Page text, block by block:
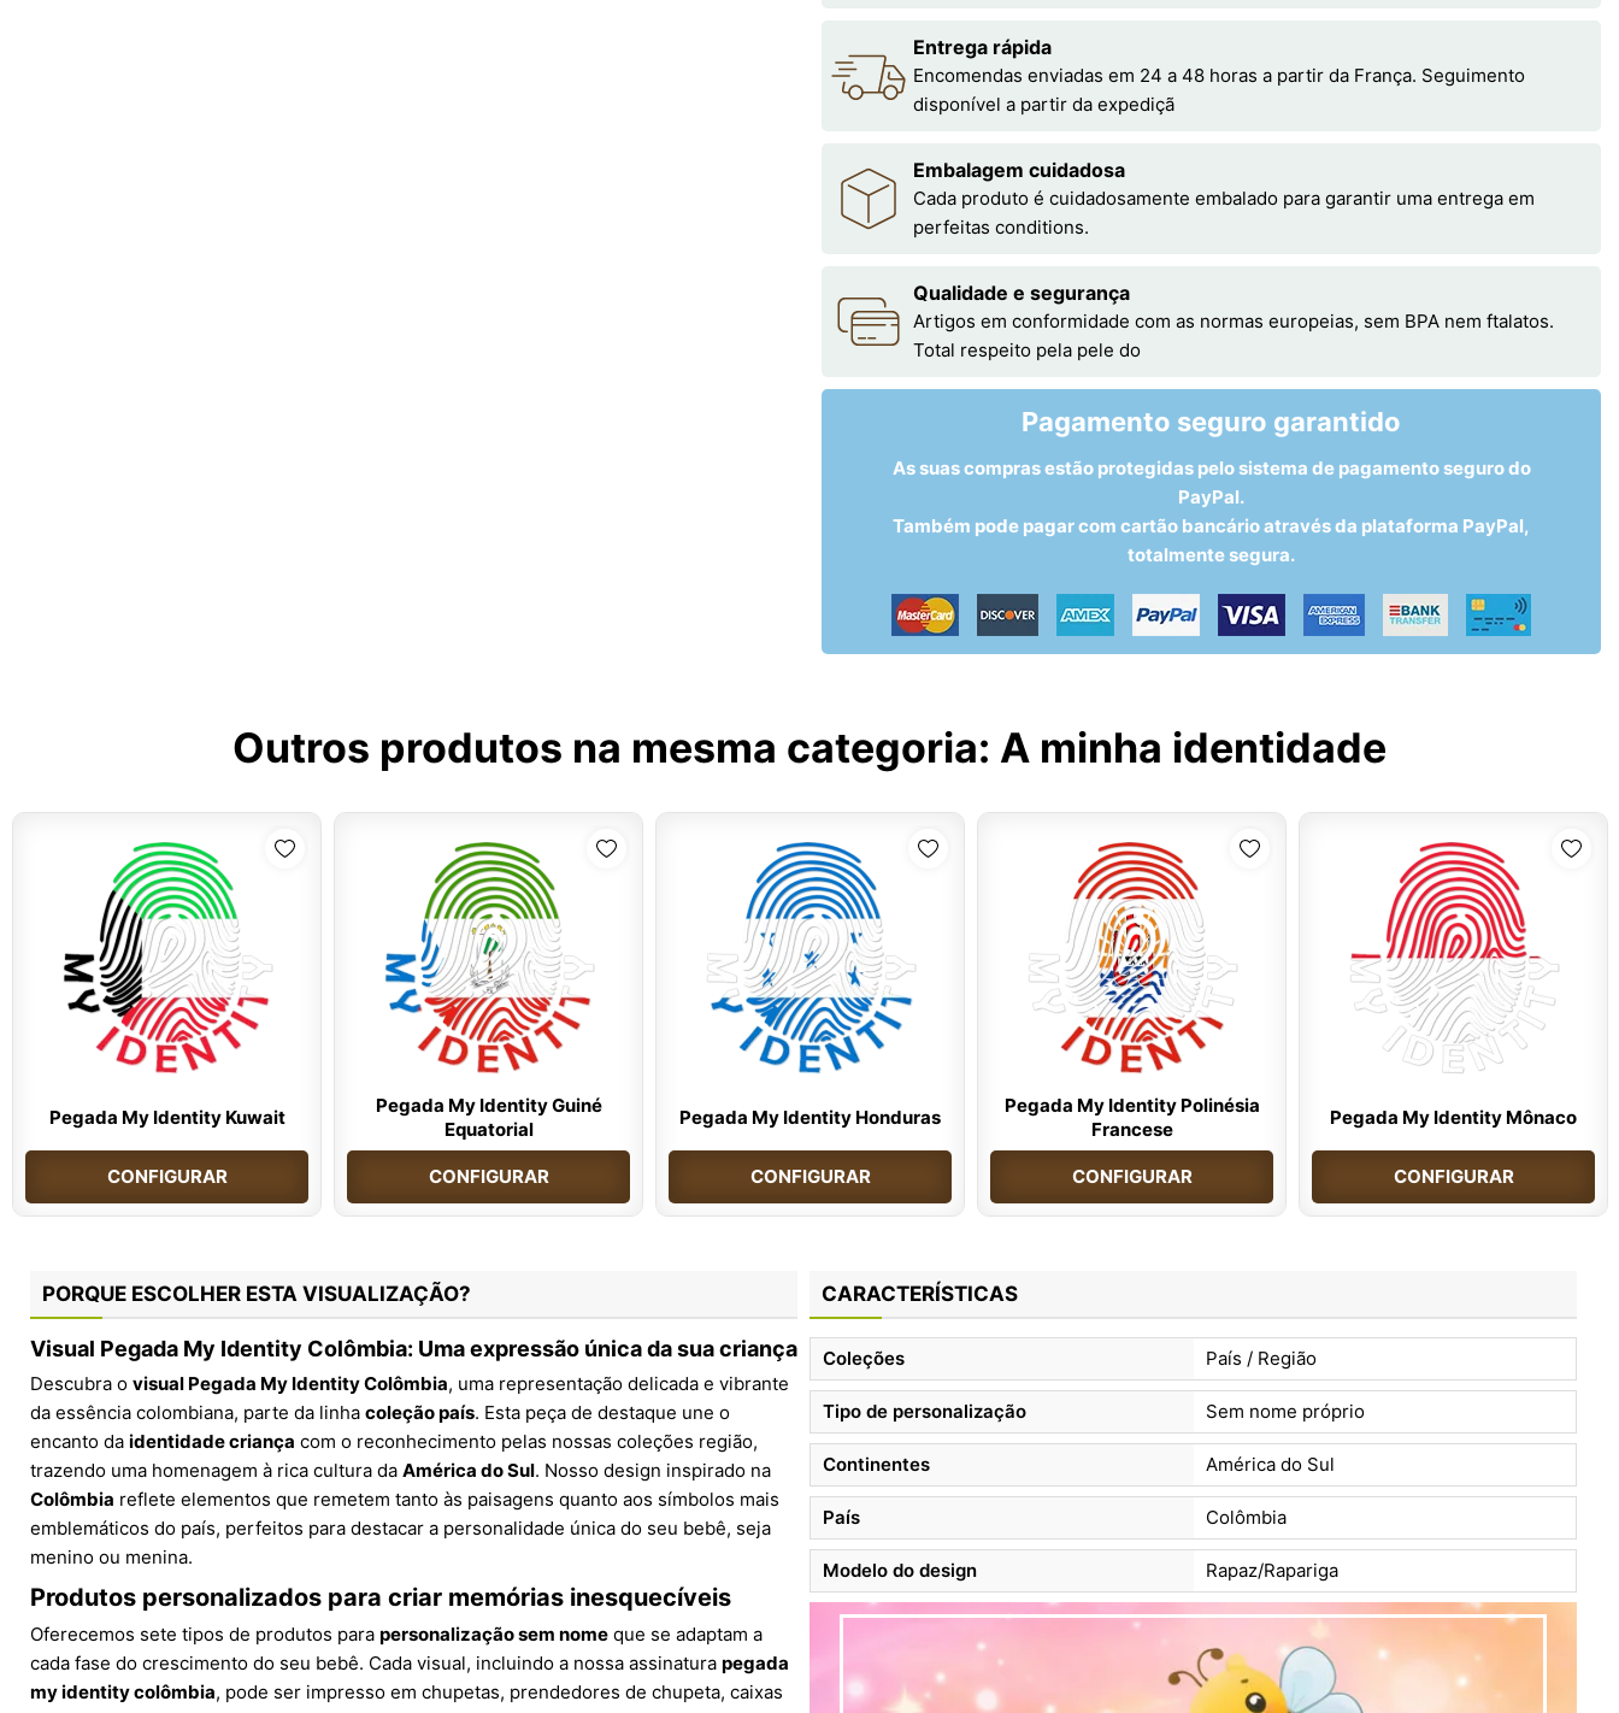
Entrega rápida
Encomendas enviadas em 24 a 48 horas a partir da França. Seguimento
disponível a partir da expediçã
Embalagem cuidadosa
Cada produto é cuidadosamente embalado para garantir uma entrega em
perfeitas conditions.
Qualidade e segurança
Artigos em conformidade com as normas europeias, sem BPA nem ftalatos.
Total respeito pela pele do
Pagamento seguro garantido
As suas compras estão protegidas pelo sistema de pagamento seguro do
PayPal.
Também pode pagar com cartão bancário através da plataforma PayPal,
totalmente segura.
Outros produtos na mesma categoria: A minha identidade
Pegada My Identity Kuwait
CONFIGURAR
Pegada My Identity Guiné
Equatorial
CONFIGURAR
Pegada My Identity Honduras
CONFIGURAR
Pegada My Identity Polinésia
Francese
CONFIGURAR
Pegada My Identity Mônaco
CONFIGURAR
PORQUE ESCOLHER ESTA VISUALIZAÇÃO?
Visual Pegada My Identity Colômbia: Uma expressão única da sua criança
Descubra o visual Pegada My Identity Colômbia, uma representação delicada e vibrante
da essência colombiana, parte da linha coleção país. Esta peça de destaque une o
encanto da identidade criança com o reconhecimento pelas nossas coleções região,
trazendo uma homenagem à rica cultura da América do Sul. Nosso design inspirado na
Colômbia reflete elementos que remetem tanto às paisagens quanto aos símbolos mais
emblemáticos do país, perfeitos para destacar a personalidade única do seu bebê, seja
menino ou menina.
Produtos personalizados para criar memórias inesquecíveis
Oferecemos sete tipos de produtos para personalização sem nome que se adaptam a
cada fase do crescimento do seu bebê. Cada visual, incluindo a nossa assinatura pegada
my identity colômbia, pode ser impresso em chupetas, prendedores de chupeta, caixas
CARACTERÍSTICAS
Coleções País / Região
Tipo de personalização Sem nome próprio
Continentes América do Sul
País Colômbia
Modelo do design Rapaz/Rapariga